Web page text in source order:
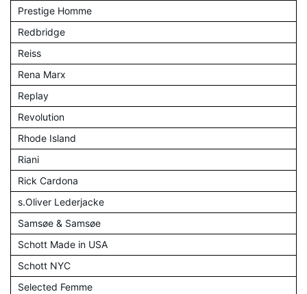
Prestige Homme
Redbridge
Reiss
Rena Marx
Replay
Revolution
Rhode Island
Riani
Rick Cardona
s.Oliver Lederjacke
Samsøe & Samsøe
Schott Made in USA
Schott NYC
Selected Femme